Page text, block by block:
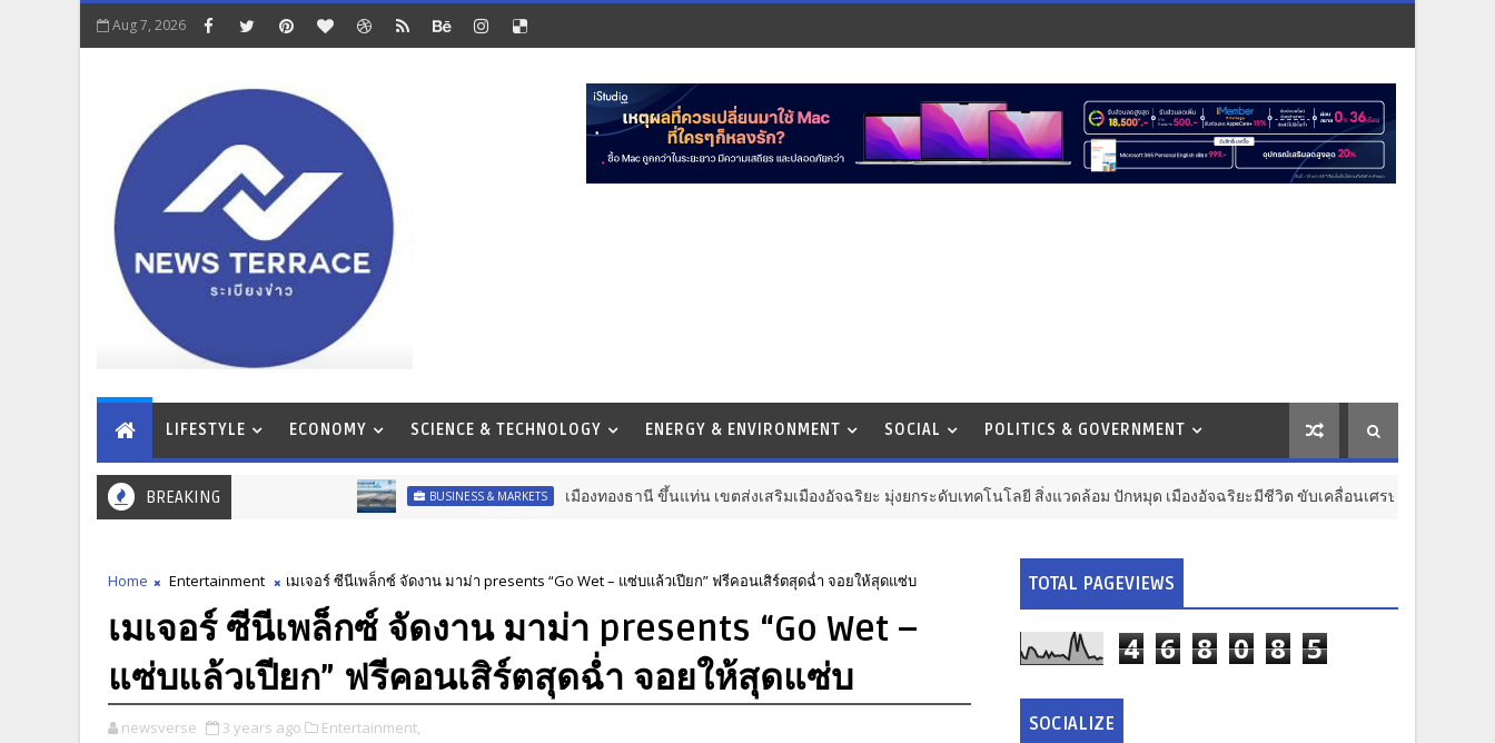
Aug 7, 2026
LIFESTYLE ECONOMY SCIENCE & TECHNOLOGY ENERGY & ENVIRONMENT SOCIAL POLITICS & GOVERNMENT
BREAKING BUSINESS & MARKETS เมืองทองธานี ขึ้นแท่น เขตส่งเสริมเมืองอัจฉริยะ มุ่งยกระดับเทคโนโลยี สิ่งแวดล้อม ปักหมุด เมืองอัจฉริยะมีชีวิต ขับเคลื่อนเศรษฐกิจ
Home Entertainment เมเจอร์ ซีนีเพล็กซ์ จัดงาน มาม่า presents “Go Wet – แซ่บแล้วเปียก” ฟรีคอนเสิร์ตสุดฉ่ำ จอยให้สุดแซ่บ
เมเจอร์ ซีนีเพล็กซ์ จัดงาน มาม่า presents “Go Wet –
แซ่บแล้วเปียก” ฟรีคอนเสิร์ตสุดฉ่ำ จอยให้สุดแซ่บ
newsverse 3 years ago Entertainment,
TOTAL PAGEVIEWS
4 6 8 0 8 5
SOCIALIZE